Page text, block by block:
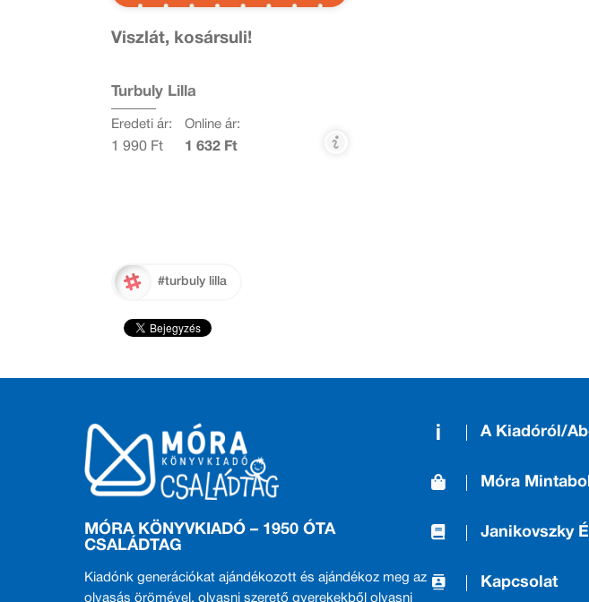
Viszlát, kosársuli!
Turbuly Lilla
Eredeti ár:
1 990 Ft
Online ár:
1 632 Ft
#turbuly lilla
MÓRA KÖNYVKIADÓ – 1950 ÓTA
CSALÁDTAG
Kiadónk generációkat ajándékozott és ajándékoz meg az
olvasás örömével, olvasni szerető gyerekekből olvasni
A Kiadóról/
Móra
Janikovszky
Kapcsolat